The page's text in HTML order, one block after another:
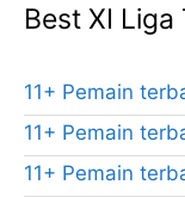
Best XI
11+ Pemain
11+ Pemain
11+ Pemain